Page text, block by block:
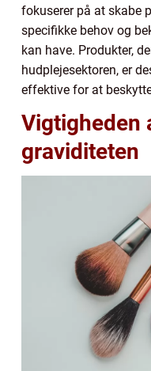
fokuserer på at skabe
specifikke behov og
kan have. Produkter,
hudplejesektoren, er
effektive for at
Vigtigheden
graviditeten